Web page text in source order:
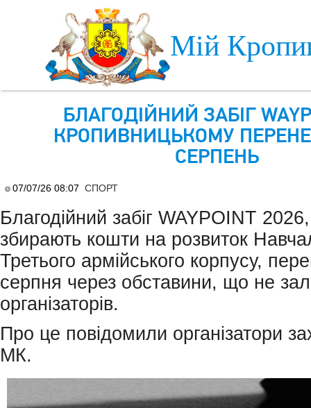
Мій
БЛАГОДІЙНИЙ ЗАБІГ
КРОПИВНИЦЬКОМУ
СЕРПЕНЬ
07/07/26 08:07 СПОРТ
Благодійний забіг WAYPOINT
збирають кошти на розвиток
Третього армійського корпусу,
серпня через обставини, що не
організаторів.
Про це повідомили організатори
МК.